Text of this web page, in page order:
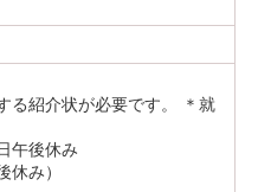
る紹介状が必要です。 ＊就
午後休み
休み）